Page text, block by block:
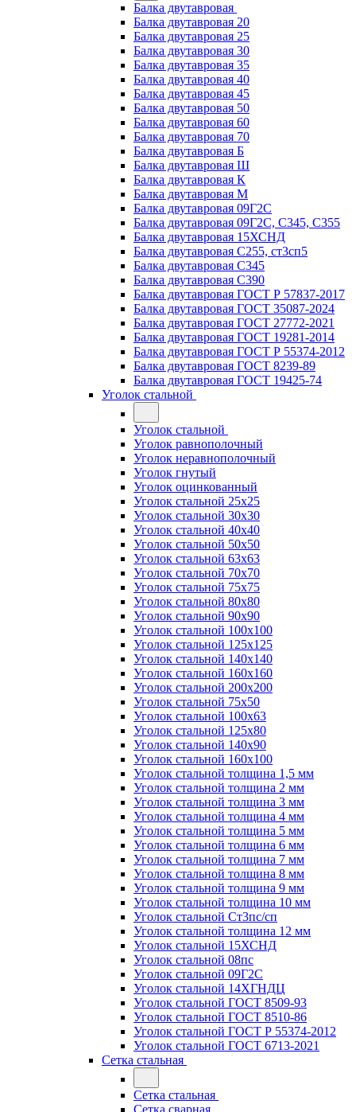
Балка двутавровая
Балка двутавровая 20
Балка двутавровая 25
Балка двутавровая 30
Балка двутавровая 35
Балка двутавровая 40
Балка двутавровая 45
Балка двутавровая 50
Балка двутавровая 60
Балка двутавровая 70
Балка двутавровая Б
Балка двутавровая Ш
Балка двутавровая К
Балка двутавровая М
Балка двутавровая 09Г2С
Балка двутавровая 09Г2С, С345, С355
Балка двутавровая 15ХСНД
Балка двутавровая С255, ст3сп5
Балка двутавровая С345
Балка двутавровая С390
Балка двутавровая ГОСТ Р 57837-2017
Балка двутавровая ГОСТ 35087-2024
Балка двутавровая ГОСТ 27772-2021
Балка двутавровая ГОСТ 19281-2014
Балка двутавровая ГОСТ Р 55374-2012
Балка двутавровая ГОСТ 8239-89
Балка двутавровая ГОСТ 19425-74
Уголок стальной
Уголок стальной
Уголок равнополочный
Уголок неравнополочный
Уголок гнутый
Уголок оцинкованный
Уголок стальной 25х25
Уголок стальной 30х30
Уголок стальной 40х40
Уголок стальной 50х50
Уголок стальной 63х63
Уголок стальной 70х70
Уголок стальной 75х75
Уголок стальной 80х80
Уголок стальной 90х90
Уголок стальной 100х100
Уголок стальной 125х125
Уголок стальной 140х140
Уголок стальной 160х160
Уголок стальной 200х200
Уголок стальной 75х50
Уголок стальной 100х63
Уголок стальной 125х80
Уголок стальной 140х90
Уголок стальной 160х100
Уголок стальной толщина 1,5 мм
Уголок стальной толщина 2 мм
Уголок стальной толщина 3 мм
Уголок стальной толщина 4 мм
Уголок стальной толщина 5 мм
Уголок стальной толщина 6 мм
Уголок стальной толщина 7 мм
Уголок стальной толщина 8 мм
Уголок стальной толщина 9 мм
Уголок стальной толщина 10 мм
Уголок стальной Ст3пс/сп
Уголок стальной толщина 12 мм
Уголок стальной 15ХСНД
Уголок стальной 08пс
Уголок стальной 09Г2С
Уголок стальной 14ХГНДЦ
Уголок стальной ГОСТ 8509-93
Уголок стальной ГОСТ 8510-86
Уголок стальной ГОСТ Р 55374-2012
Уголок стальной ГОСТ 6713-2021
Сетка стальная
Сетка стальная
Сетка сварная